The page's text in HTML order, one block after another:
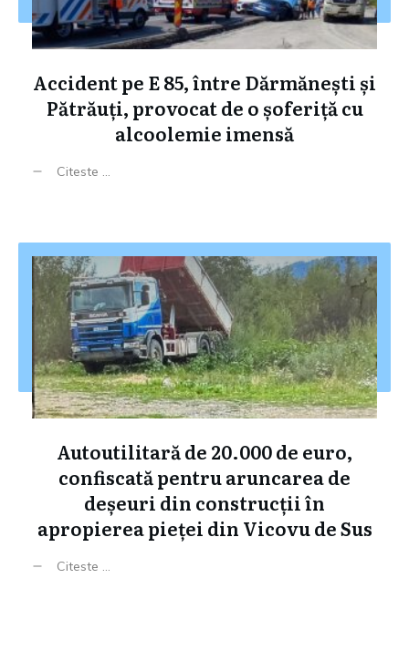
Accident pe E 85, între Dărmănești și
Pătrăuți, provocat de o șoferiță cu
alcoolemie imensă
Citeste ...
Autoutilitară de 20.000 de euro,
confiscată pentru aruncarea de
deșeuri din construcții în
apropierea pieței din Vicovu de Sus
Citeste ...